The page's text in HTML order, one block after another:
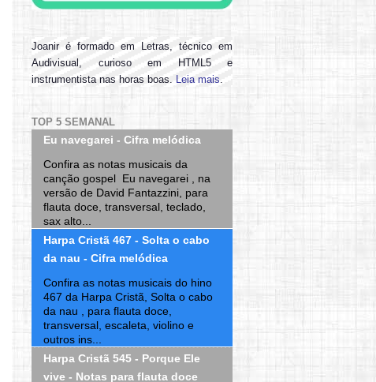
Joanir é formado em Letras, técnico em
Audivisual, curioso em HTML5 e
instrumentista nas horas boas. Leia mais.
TOP 5 SEMANAL
Eu navegarei - Cifra melódica
Confira as notas musicais da
canção gospel Eu navegarei , na
versão de David Fantazzini, para
flauta doce, transversal, teclado,
sax alto...
Harpa Cristã 467 - Solta o cabo
da nau - Cifra melódica
Confira as notas musicais do hino
467 da Harpa Cristã, Solta o cabo
da nau , para flauta doce,
transversal, escaleta, violino e
outros ins...
Harpa Cristã 545 - Porque Ele
vive - Notas para flauta doce